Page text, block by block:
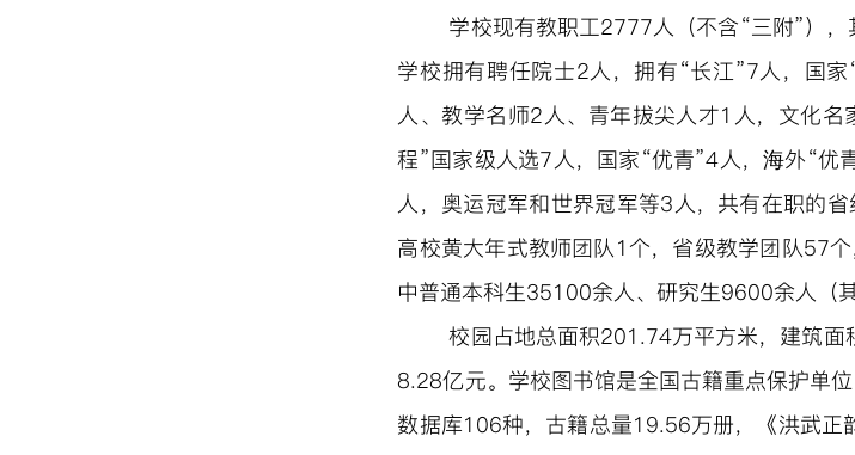
学校现有教职工2777人（不含“三附”）
学校拥有聘任院士2人，拥有“长江”7人，国
人、教学名师2人、青年拔尖人才1人，文化
程”国家级人选7人，国家“优青”4人，海外“优
人，奥运冠军和世界冠军等3人，共有在职的
高校黄大年式教师团队1个，省级教学团队57
中普通本科生35100余人、研究生9600余人（
校园占地总面积201.74万平方米，建筑
8.28亿元。学校图书馆是全国古籍重点保护单
数据库106种，古籍总量19.56万册，《洪武正